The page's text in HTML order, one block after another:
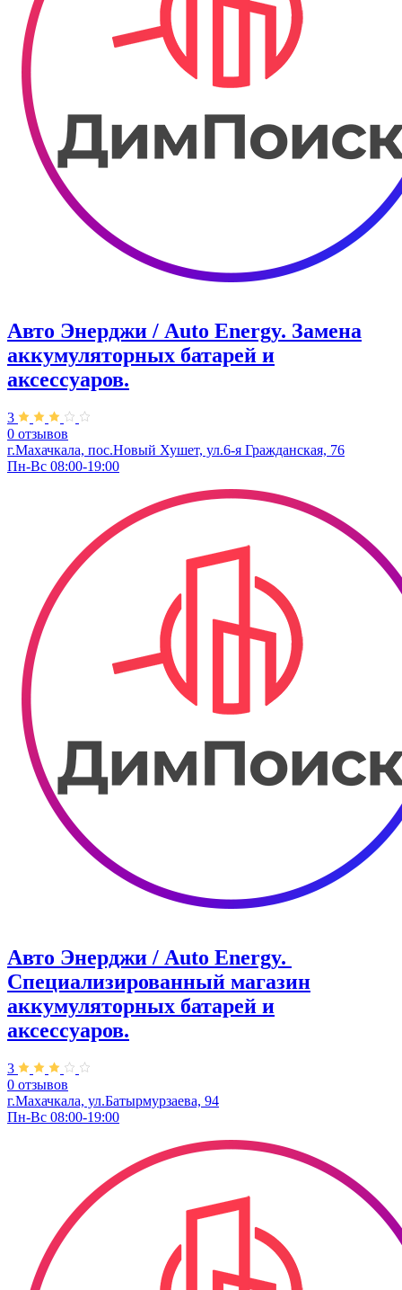
Авто Энерджи / Auto Energy. Замена
аккумуляторных батарей и
аксессуаров.
3
0 отзывов
г.Махачкала, пос.Новый Хушет, ул.6-я Гражданская, 76
Пн-Вс 08:00-19:00
Авто Энерджи / Auto Energy. ​
Специализированный магазин
аккумуляторных батарей и
аксессуаров.
3
0 отзывов
г.Махачкала, ул.Батырмурзаева, 94
Пн-Вс 08:00-19:00